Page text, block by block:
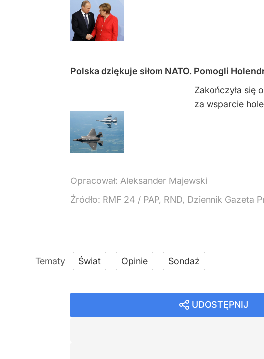
Polska dziękuje siłom NATO. Pomogli
Zakończyła się
za wsparcie
Opracował: Aleksander Majewski
Źródło: RMF 24 / PAP, RND, Dziennik Gazeta
Świat Opinie Sondaż
UDOSTĘPNIJ